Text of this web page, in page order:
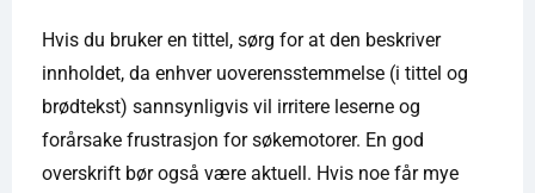
Hvis du bruker en tittel, sørg for at den beskriver
innholdet, da enhver uoverensstemmelse (i tittel og
brødtekst) sannsynligvis vil irritere leserne og
forårsake frustrasjon for søkemotorer. En god
overskrift bør også være aktuell. Hvis noe får mye